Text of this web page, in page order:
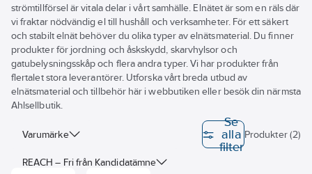
strömtillförsel är vitala delar i vårt samhälle. Elnätet är som en räls där
vi fraktar nödvändig el till hushåll och verksamheter. För ett säkert
och stabilt elnät behöver du olika typer av elnätsmaterial. Du finner
produkter för jordning och åskskydd, skarvhylsor och
gatubelysningsskåp och flera andra typer. Vi har produkter från
flertalet stora leverantörer. Utforska vårt breda utbud av
elnätsmaterial och tillbehör här i webbutiken eller besök din närmsta
Ahlsellbutik.
Varumärke
REACH – Fri från Kandidatämne
Se
alla
filter
Produkter (2)